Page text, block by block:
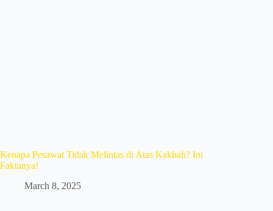
Kenapa Pesawat Tidak Melintas di Atas Kakbah? Ini
Faktanya!
March 8, 2025